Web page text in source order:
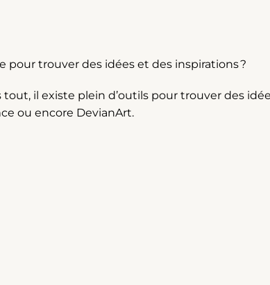
pour trouver des idées et des inspirations ?
tout, il existe plein d’outils pour trouver des
ou encore DevianArt.